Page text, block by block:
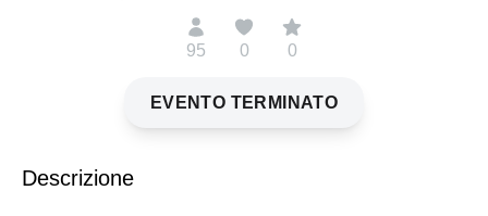
95 0 0
EVENTO TERMINATO
Descrizione